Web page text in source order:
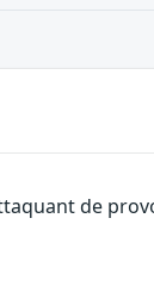
de